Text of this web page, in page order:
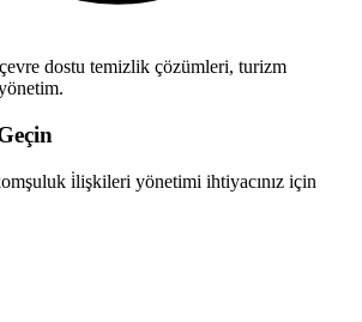
dostu temizlik çözümleri, turizm
i̇lişkileri yönetimi ihtiyacınız için